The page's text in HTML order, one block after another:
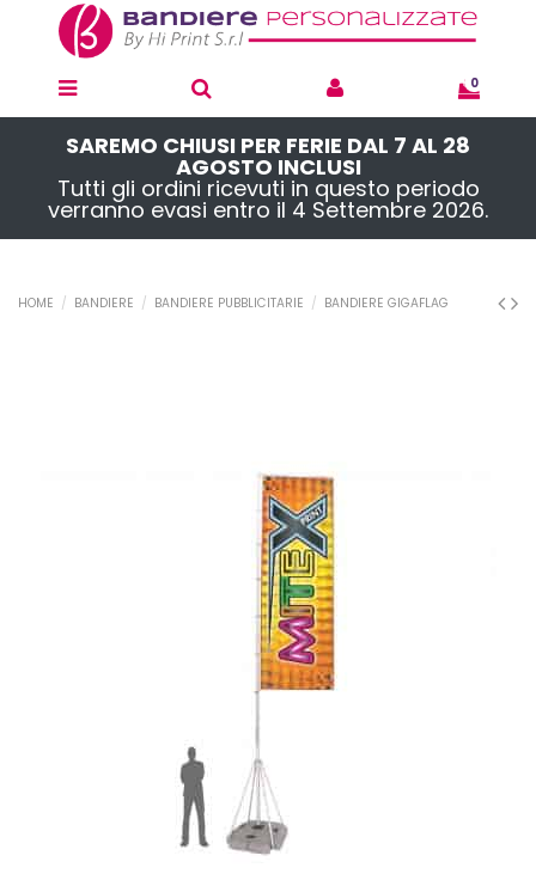
0
SAREMO CHIUSI PER FERIE DAL 7 AL 28
AGOSTO INCLUSI
Tutti gli ordini ricevuti in questo periodo
verranno evasi entro il 4 Settembre 2026.
HOME BANDIERE BANDIERE PUBBLICITARIE BANDIERE GIGAFLAG